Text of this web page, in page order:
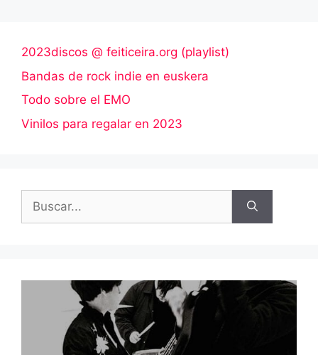
2023discos @ feiticeira.org (playlist)
Bandas de rock indie en euskera
Todo sobre el EMO
Vinilos para regalar en 2023